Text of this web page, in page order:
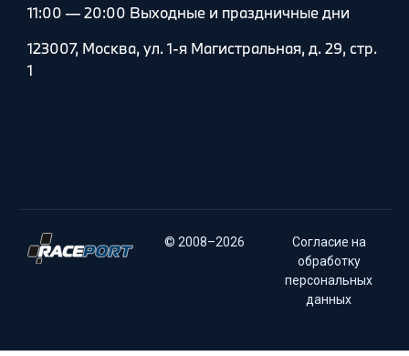
11:00 — 20:00 Выходные и праздничные дни
123007, Москва, ул. 1-я Магистральная, д. 29, стр.
1
© 2008–2026
Согласие на
обработку
персональных
данных